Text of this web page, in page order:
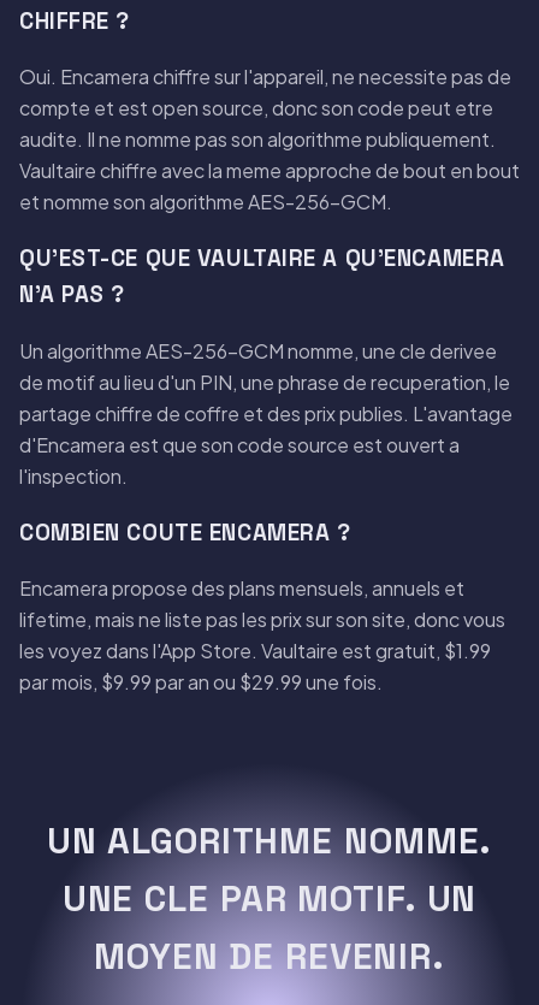
CHIFFRE ?
Oui. Encamera chiffre sur l'appareil, ne necessite pas de
compte et est open source, donc son code peut etre
audite. Il ne nomme pas son algorithme publiquement.
Vaultaire chiffre avec la meme approche de bout en bout
et nomme son algorithme AES-256-GCM.
QU'EST-CE QUE VAULTAIRE A QU'ENCAMERA
N'A PAS ?
Un algorithme AES-256-GCM nomme, une cle derivee
de motif au lieu d'un PIN, une phrase de recuperation, le
partage chiffre de coffre et des prix publies. L'avantage
d'Encamera est que son code source est ouvert a
l'inspection.
COMBIEN COUTE ENCAMERA ?
Encamera propose des plans mensuels, annuels et
lifetime, mais ne liste pas les prix sur son site, donc vous
les voyez dans l'App Store. Vaultaire est gratuit, $1.99
par mois, $9.99 par an ou $29.99 une fois.
UN ALGORITHME NOMME.
UNE CLE PAR MOTIF. UN
MOYEN DE REVENIR.